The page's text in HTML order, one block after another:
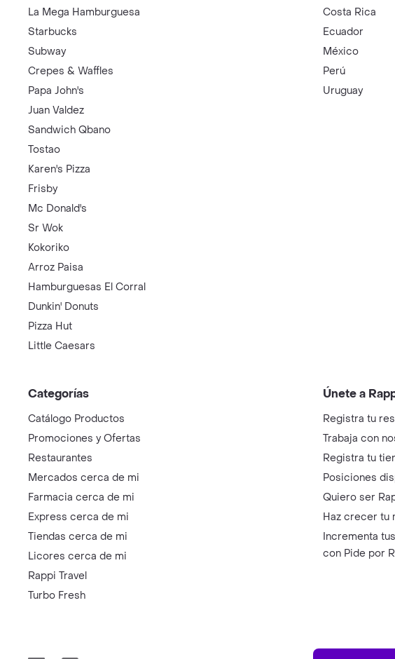
La Mega Hamburguesa
Starbucks
Subway
Crepes & Waffles
Papa John's
Juan Valdez
Sandwich Qbano
Tostao
Karen's Pizza
Frisby
Mc Donald's
Sr Wok
Kokoriko
Arroz Paisa
Hamburguesas El Corral
Dunkin' Donuts
Pizza Hut
Little Caesars
Costa Rica
Ecuador
México
Perú
Uruguay
Categorías
Catálogo Productos
Promociones y Ofertas
Restaurantes
Mercados cerca de mi
Farmacia cerca de mi
Express cerca de mi
Tiendas cerca de mi
Licores cerca de mi
Rappi Travel
Turbo Fresh
Únete a
Registra tu
Trabaja con
Registra tu
Posiciones
Quiero ser
Haz crecer tu
Incrementa
con Pide por
App